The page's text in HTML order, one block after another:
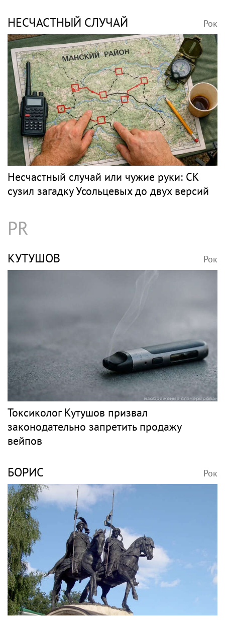
НЕСЧАСТНЫЙ СЛУЧАЙ Рок
Несчастный случай или чужие руки: СК
сузил загадку Усольцевых до двух версий
PR
КУТУШОВ Рок
Токсиколог Кутушов призвал
законодательно запретить продажу
вейпов
БОРИС Рок